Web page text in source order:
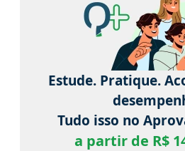
Estude. Pratique.
Tudo isso no
a partir de R$